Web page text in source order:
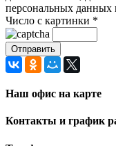
персональных данных
Число с картинки *
Наш офис на карте
Контакты и график